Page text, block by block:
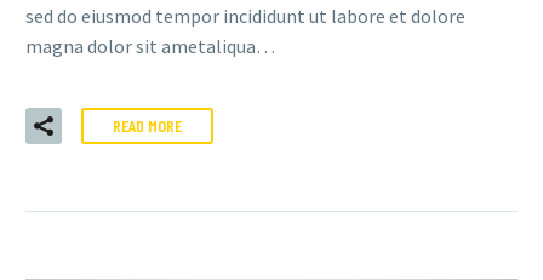
sed do eiusmod tempor incididunt ut labore et dolore
magna dolor sit ametaliqua…
READ MORE